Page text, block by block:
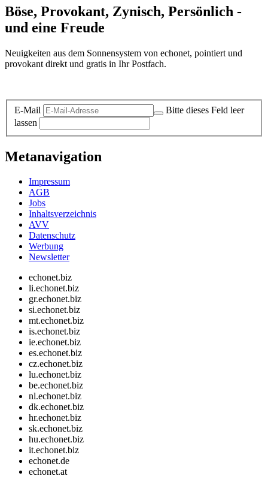
Böse, Provokant, Zynisch, Persönlich -
und eine Freude
Neuigkeiten aus dem Sonnensystem von echonet, pointiert und
provokant direkt und gratis in Ihr Postfach.
E-Mail
Bitte dieses Feld leer
lassen
Metanavigation
Impressum
AGB
Jobs
Inhaltsverzeichnis
AVV
Datenschutz
Werbung
Newsletter
echonet.biz
li.echonet.biz
gr.echonet.biz
si.echonet.biz
mt.echonet.biz
is.echonet.biz
ie.echonet.biz
es.echonet.biz
cz.echonet.biz
lu.echonet.biz
be.echonet.biz
nl.echonet.biz
dk.echonet.biz
hr.echonet.biz
sk.echonet.biz
hu.echonet.biz
it.echonet.biz
echonet.de
echonet.at